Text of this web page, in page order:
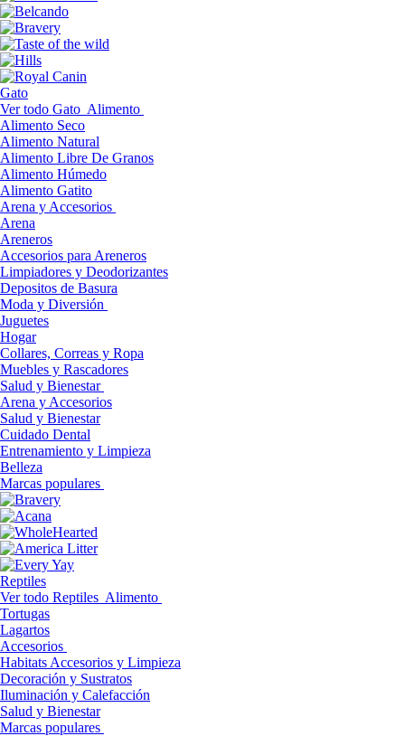
Gato
Ver todo Gato Alimento
Alimento Seco
Alimento Natural
Alimento Libre De Granos
Alimento Húmedo
Alimento Gatito
Arena y Accesorios
Arena
Areneros
Accesorios para Areneros
Limpiadores y Deodorizantes
Depositos de Basura
Moda y Diversión
Juguetes
Hogar
Collares, Correas y Ropa
Muebles y Rascadores
Salud y Bienestar
Arena y Accesorios
Salud y Bienestar
Cuidado Dental
Entrenamiento y Limpieza
Belleza
Marcas populares
Reptiles
Ver todo Reptiles Alimento
Tortugas
Lagartos
Accesorios
Habitats Accesorios y Limpieza
Decoración y Sustratos
Iluminación y Calefacción
Salud y Bienestar
Marcas populares